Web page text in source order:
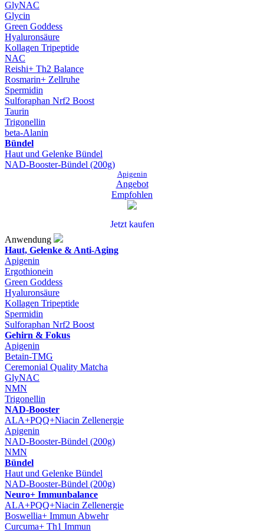
GlyNAC
Glycin
Green Goddess
Hyaluronsäure
Kollagen Tripeptide
NAC
Reishi+ Th2 Balance
Rosmarin+ Zellruhe
Spermidin
Sulforaphan Nrf2 Boost
Taurin
Trigonellin
beta-Alanin
Bündel
Haut und Gelenke Bündel
NAD-Booster-Bündel (200g)
Apigenin
Angebot
Empfohlen
Jetzt kaufen
Anwendung
Haut, Gelenke & Anti-Aging
Apigenin
Ergothionein
Green Goddess
Hyaluronsäure
Kollagen Tripeptide
Spermidin
Sulforaphan Nrf2 Boost
Gehirn & Fokus
Apigenin
Betain-TMG
Ceremonial Quality Matcha
GlyNAC
NMN
Trigonellin
NAD-Booster
ALA+PQQ+Niacin Zellenergie
Apigenin
NAD-Booster-Bündel (200g)
NMN
Bündel
Haut und Gelenke Bündel
NAD-Booster-Bündel (200g)
Neuro+ Immunbalance
ALA+PQQ+Niacin Zellenergie
Boswellia+ Immun Abwehr
Curcuma+ Th1 Immun